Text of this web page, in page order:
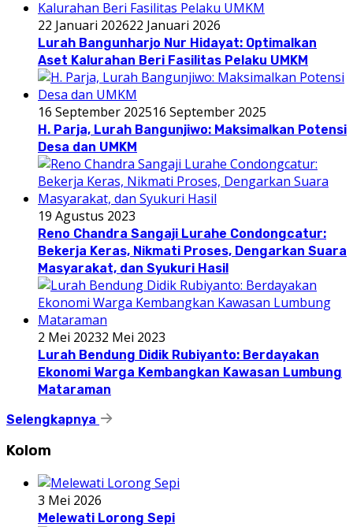
22 Januari 202622 Januari 2026
Lurah Bangunharjo Nur Hidayat: Optimalkan
Aset Kalurahan Beri Fasilitas Pelaku UMKM
16 September 202516 September 2025
H. Parja, Lurah Bangunjiwo: Maksimalkan Potensi
Desa dan UMKM
19 Agustus 2023
Reno Chandra Sangaji Lurahe Condongcatur:
Bekerja Keras, Nikmati Proses, Dengarkan Suara
Masyarakat, dan Syukuri Hasil
2 Mei 20232 Mei 2023
Lurah Bendung Didik Rubiyanto: Berdayakan
Ekonomi Warga Kembangkan Kawasan Lumbung
Mataraman
Selengkapnya
Kolom
3 Mei 2026
Melewati Lorong Sepi